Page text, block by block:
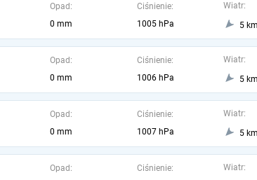
Opad:
0 mm
Ciśnienie:
1005 hPa
Wiatr:
5
Opad:
0 mm
Ciśnienie:
1006 hPa
Wiatr:
5
Opad:
0 mm
Ciśnienie:
1007 hPa
Wiatr:
5
Opad:
Ciśnienie:
Wiatr: